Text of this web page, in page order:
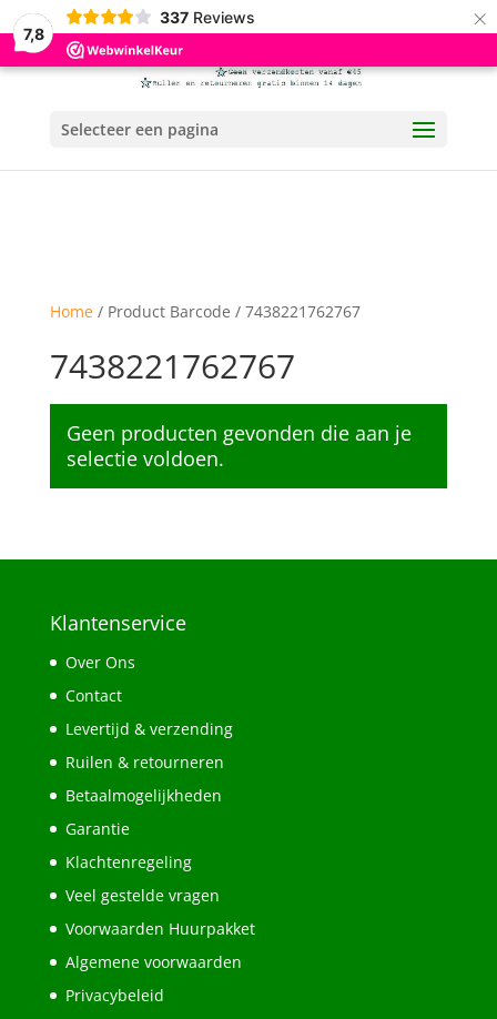
7,8
337 Reviews ×
Selecteer een pagina
Home/ Product Barcode / 7438221762767
7438221762767
Geen producten gevonden die aan je
selectie voldoen.
Klantenservice
Over Ons
Contact
Levertijd & verzending
Ruilen & retourneren
Betaalmogelijkheden
Garantie
Klachtenregeling
Veel gestelde vragen
Voorwaarden Huurpakket
Algemene voorwaarden
Privacybeleid